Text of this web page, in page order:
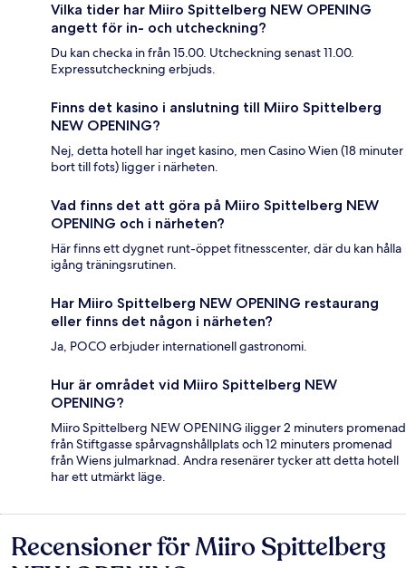
Vilka tider har Miiro Spittelberg NEW OPENING
angett för in- och utcheckning?
Du kan checka in från 15.00. Utcheckning senast 11.00.
Expressutcheckning erbjuds.
Finns det kasino i anslutning till Miiro Spittelberg
NEW OPENING?
Nej, detta hotell har inget kasino, men Casino Wien (18 minuter
bort till fots) ligger i närheten.
Vad finns det att göra på Miiro Spittelberg NEW
OPENING och i närheten?
Här finns ett dygnet runt-öppet fitnesscenter, där du kan hålla
igång träningsrutinen.
Har Miiro Spittelberg NEW OPENING restaurang
eller finns det någon i närheten?
Ja, POCO erbjuder internationell gastronomi.
Hur är området vid Miiro Spittelberg NEW
OPENING?
Miiro Spittelberg NEW OPENING iligger 2 minuters promenad
från Stiftgasse spårvagnshållplats och 12 minuters promenad
från Wiens julmarknad. Andra resenärer tycker att detta hotell
har ett utmärkt läge.
Recensioner
Recensioner för Miiro Spittelberg